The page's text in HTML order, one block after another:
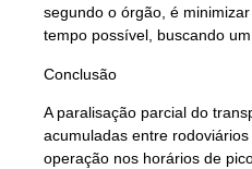
segundo o órgão, é
tempo possível, buscando
Conclusão
A paralisação parcial do
acumuladas entre
operação nos horários de